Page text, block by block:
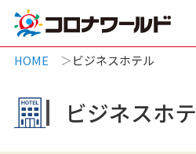
HOME ビジネスホテル
ビジネスホ